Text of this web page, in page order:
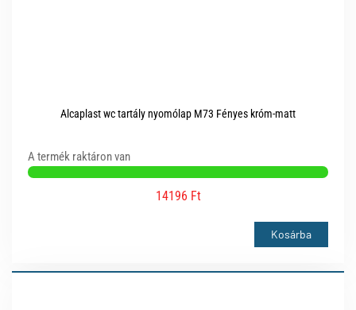
Alcaplast wc tartály nyomólap M73 Fényes króm-matt
A termék raktáron van
14196 Ft
Kosárba